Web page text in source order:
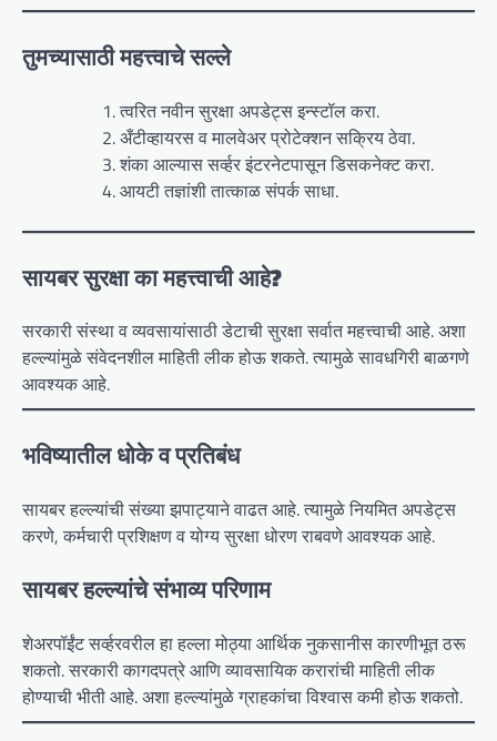
तुमच्यासाठी महत्त्वाचे सल्ले
त्वरित नवीन सुरक्षा अपडेट्स इन्स्टॉल करा.
अँटीव्हायरस व मालवेअर प्रोटेक्शन सक्रिय ठेवा.
शंका आल्यास सर्व्हर इंटरनेटपासून डिसकनेक्ट करा.
आयटी तज्ञांशी तात्काळ संपर्क साधा.
सायबर सुरक्षा का महत्त्वाची आहे?
सरकारी संस्था व व्यवसायांसाठी डेटाची सुरक्षा सर्वात महत्त्वाची आहे. अशा
हल्ल्यांमुळे संवेदनशील माहिती लीक होऊ शकते. त्यामुळे सावधगिरी बाळगणे
आवश्यक आहे.
भविष्यातील धोके व प्रतिबंध
सायबर हल्ल्यांची संख्या झपाट्याने वाढत आहे. त्यामुळे नियमित अपडेट्स
करणे, कर्मचारी प्रशिक्षण व योग्य सुरक्षा धोरण राबवणे आवश्यक आहे.
सायबर हल्ल्यांचे संभाव्य परिणाम
शेअरपॉईंट सर्व्हरवरील हा हल्ला मोठ्या आर्थिक नुकसानीस कारणीभूत ठरू
शकतो. सरकारी कागदपत्रे आणि व्यावसायिक करारांची माहिती लीक
होण्याची भीती आहे. अशा हल्ल्यांमुळे ग्राहकांचा विश्वास कमी होऊ शकतो.